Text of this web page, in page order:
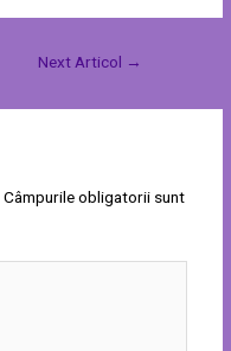
Next Articol →
Câmpurile obligatorii sunt